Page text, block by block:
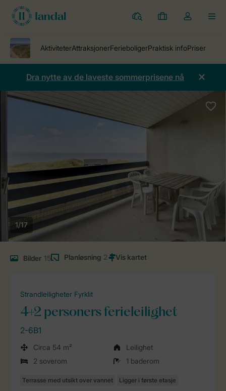
Parker
Mine
Toggle
my
dropdown
Dra nytte av de laveste sommerprisene nå
1/17
Bilder 15 Planløsning 2
Strandleiligheter Fyrklit
4+2 personers ferieleilighet
2-6B1
Circa 54 m²
Leilighet
2 soverom
1 baderom